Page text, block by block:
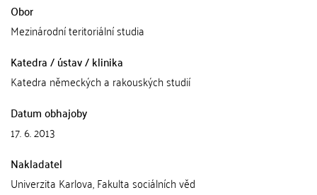
Obor
Mezinárodní teritoriální studia
Katedra / ústav / klinika
Katedra německých a rakouských studií
Datum obhajoby
17. 6. 2013
Nakladatel
Univerzita Karlova, Fakulta sociálních věd